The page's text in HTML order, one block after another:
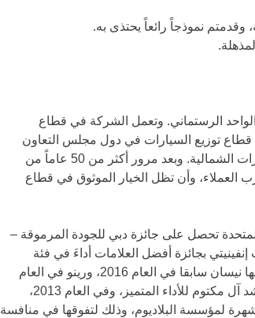
نموذجاً رائعاً يحتذى به.
الرستماني. وتعمل الشركة في قطاع
الرائدة في قطاع توزيع السيارات في دول مجلس التعاون
الخليجي، والموزع الحصري لسيارات نيسان وإنفينيتي ورينو في دبي والإمارات الشمالية. وبعد مرور أكثر من 50 عاماً من
العملاء، وأن تظل الخيار الموثوق في قطاع
تحصل على جائزة دبي للجودة المرموقة –
2017. وفي السنة ذاتها، فازت إنفينيتي بجائزة أفضل العلامات أداءَ في فئة
السيارات من برنامج دبي للتميز في الخدمة، وهي الجائزة ذاتها التي فازت بها نيسان سابقا في العام 2016، ورينو في العام
2015. وفي العام 2015، حصلت العربية للسيارات على جائزة محمد بن راشد آل مكتوم للأداء المتميز، وفي العام 2013،
لمؤسسة البلاديوم، وذلك لتفوقها في منافسة